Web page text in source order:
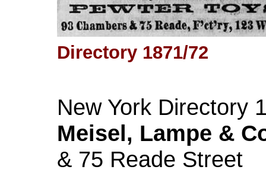
Directory 1871/72
New York Directory
Meisel, Lampe &
& 75 Reade Street